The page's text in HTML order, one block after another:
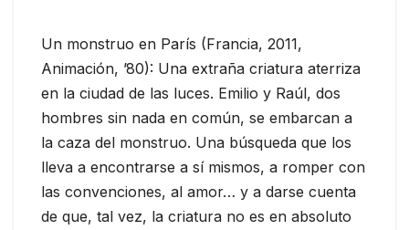
Un monstruo en París (Francia, 2011,
Animación, ’80): Una extraña criatura aterriza
en la ciudad de las luces. Emilio y Raúl, dos
hombres sin nada en común, se embarcan a
la caza del monstruo. Una búsqueda que los
lleva a encontrarse a sí mismos, a romper con
las convenciones, al amor… y a darse cuenta
de que, tal vez, la criatura no es en absoluto